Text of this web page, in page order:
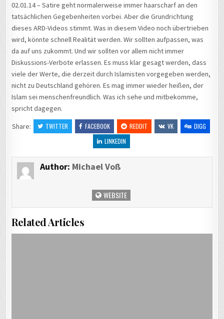
02.01.14 – Satire geht normalerweise immer haarscharf an den
tatsächlichen Gegebenheiten vorbei. Aber die Grundrichtung
dieses ARD-Videos stimmt. Was in diesem Video noch übertrieben
wird, könnte schnell Realität werden. Wir sollten aufpassen, was
da auf uns zukommt. Und wir sollten vor allem nicht immer
Diskussions-Verbote erlassen. Es muss klar gesagt werden, dass
viele der Werte, die derzeit durch Islamisten vorgegeben werden,
nicht zu Deutschland gehören. Es mag immer wieder heißen, der
Islam sei menschenfreundlich. Was ich sehe und mitbekomme,
spricht dagegen.
Share:
TWITTER FACEBOOK REDDIT VK
DIGG
LINKEDIN
Author: Michael Voß
WEBSITE
Related Articles